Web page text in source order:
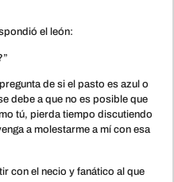
el león:
de si el pasto es azul o
debe a que no es posible que
tú, pierda tiempo discutiendo
a molestarme a mí con esa
con el necio y fanático al que